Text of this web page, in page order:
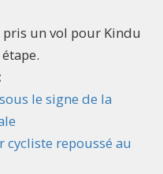
pris un vol pour Kindu
le signe de la
cycliste repoussé au